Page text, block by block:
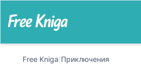
Free Kniga/Приключения